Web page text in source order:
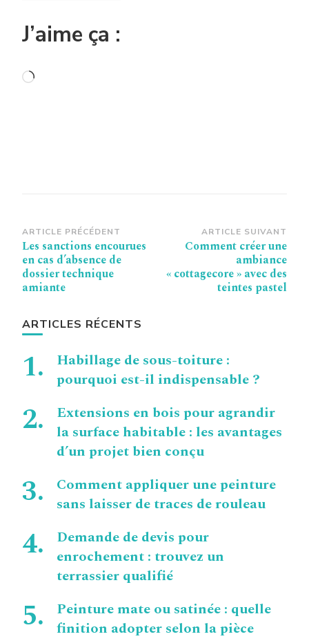
J’aime ça :
Chargement…
Navigation
d’article
ARTICLE PRÉCÉDENT
Les sanctions encourues
en cas d’absence de
dossier technique
amiante
ARTICLE SUIVANT
Comment créer une
ambiance
« cottagecore » avec des
teintes pastel
ARTICLES RÉCENTS
Habillage de sous-toiture :
pourquoi est-il indispensable ?
Extensions en bois pour agrandir
la surface habitable : les avantages
d’un projet bien conçu
Comment appliquer une peinture
sans laisser de traces de rouleau
Demande de devis pour
enrochement : trouvez un
terrassier qualifié
Peinture mate ou satinée : quelle
finition adopter selon la pièce